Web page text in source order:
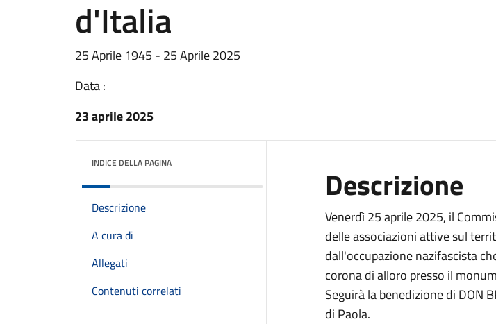
d'Italia
25 Aprile 1945 - 25 Aprile 2025
Data :
23 aprile 2025
INDICE DELLA PAGINA
Descrizione
A cura di
Allegati
Contenuti correlati
Descrizione
Venerdì 25 aprile 2025, il
delle associazioni attive sul
dall'occupazione nazifascista
corona di alloro presso il
Seguirà la benedizione di DON
di Paola.